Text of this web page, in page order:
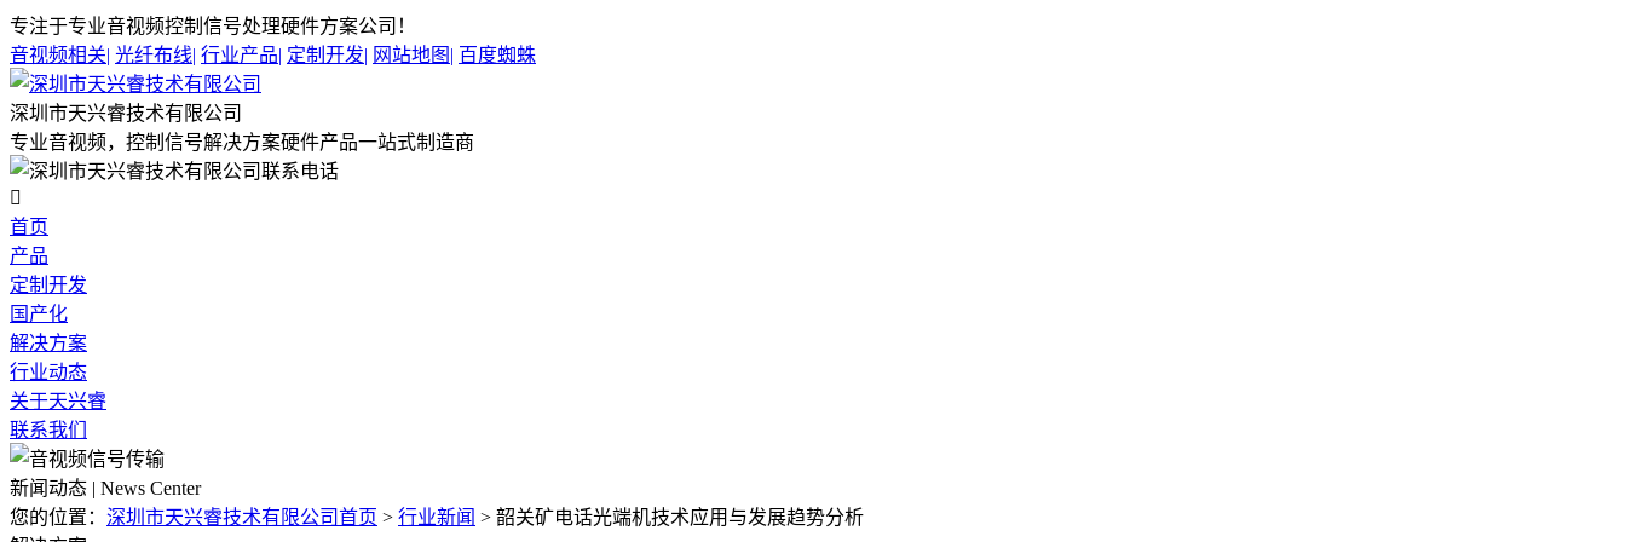
专注于专业音视频控制信号处理硬件方案公司！
音视频相关| 光纤布线| 行业产品| 定制开发| 网站地图 | 百度蜘蛛
深圳市天兴睿技术有限公司
专业音视频，控制信号解决方案硬件产品一站式制造商

首页
产品
定制开发
国产化
解决方案
行业动态
关于天兴睿
联系我们
新闻动态 | News Center
您的位置： 深圳市天兴睿技术有限公司首页 > 行业新闻 > 韶关矿电话光端机技术应用与发展趋势分析